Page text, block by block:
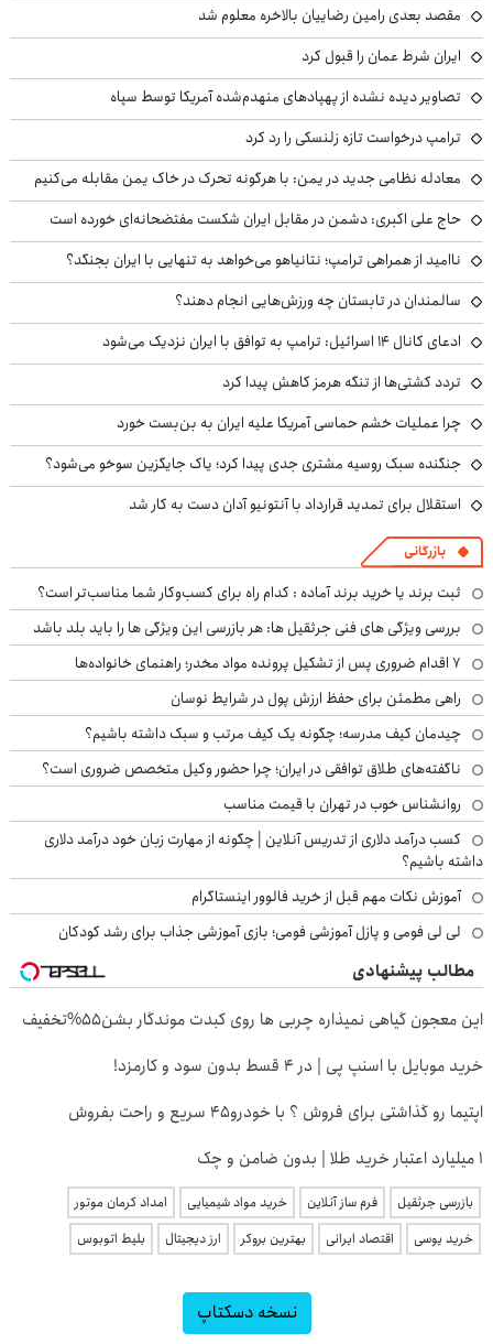
مقصد بعدی رامین رضاییان بالاخره معلوم شد
ایران شرط عمان را قبول کرد
تصاویر دیده نشده از پهپادهای منهدم‌شده آمریکا توسط سپاه
ترامپ درخواست تازه زلنسکی را رد کرد
معادله نظامی جدید در یمن: با هرگونه تحرک در خاک یمن مقابله می‌کنیم
حاج علی اکبری: دشمن در مقابل ایران شکست مفتضحانه‌ای خورده است
ناامید از همراهی ترامپ؛ نتانیاهو می‌خواهد به تنهایی با ایران بجنگد؟
سالمندان در تابستان چه ورزش‌هایی انجام دهند؟
ادعای کانال ۱۴ اسرائیل: ترامپ به توافق با ایران نزدیک می‌شود
تردد کشتی‌ها از تنگه هرمز کاهش پیدا کرد
چرا عملیات خشم حماسی آمریکا علیه ایران به بن‌بست خورد
جنگنده سبک روسیه مشتری جدی پیدا کرد؛ یاک جایگزین سوخو می‌شود؟
استقلال برای تمدید قرارداد با آنتونیو آدان دست به کار شد
بازرگانی
ثبت برند یا خرید برند آماده : کدام راه برای کسب‌وکار شما مناسب‌تر است؟
بررسی ویژگی های فنی جرثقیل ها: هر بازرسی این ویژگی ها را باید بلد باشد
۷ اقدام ضروری پس از تشکیل پرونده مواد مخدر؛ راهنمای خانواده‌ها
راهی مطمئن برای حفظ ارزش پول در شرایط نوسان
چیدمان کیف مدرسه؛ چگونه یک کیف مرتب و سبک داشته باشیم؟
ناگفته‌های طلاق توافقی در ایران؛ چرا حضور وکیل متخصص ضروری است؟
روانشناس خوب در تهران با قیمت مناسب
کسب درآمد دلاری از تدریس آنلاین | چگونه از مهارت زبان خود درآمد دلاری
داشته باشیم؟
آموزش نکات مهم قبل از خرید فالوور اینستاگرام
لی لی فومی و پازل آموزشی فومی؛ بازی آموزشی جذاب برای رشد کودکان
مطالب پیشنهادی
این معجون گیاهی نمیذاره چربی ها روی کبدت موندگار بشن55%تخفیف
خرید موبایل با اسنپ پی | در ۴ قسط بدون سود و کارمزد!
اپتیما رو گذاشتی برای فروش ؟ با خودرو45 سریع و راحت بفروش
۱ میلیارد اعتبار خرید طلا | بدون ضامن و چک
بازرسی جرثقیل فرم ساز آنلاین خرید مواد شیمیایی
امداد کرمان موتور
خرید یوسی
اقتصاد ایرانی بهترین بروکر ارز دیجیتال بلیط اتوبوس
نسخه دسکتاپ